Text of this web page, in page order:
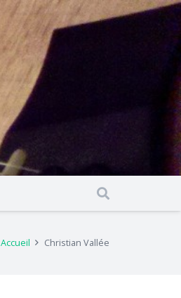
Accueil Christian Vallée